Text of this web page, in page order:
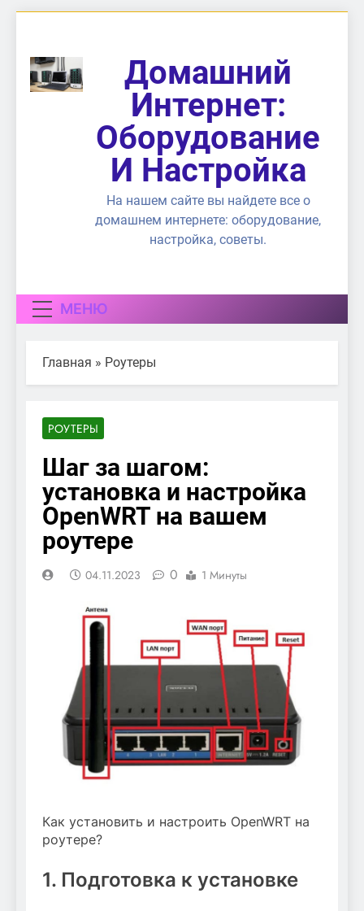
содержимому
Домашний
Интернет:
Оборудование
И Настройка
На нашем сайте вы найдете все о
домашнем интернете: оборудование,
настройка, советы.
МЕНЮ
Главная » Роутеры
РОУТЕРЫ
Шаг за шагом:
установка и настройка
OpenWRT на вашем
роутере
04.11.2023 0 1 Минуты
Как установить и настроить OpenWRT на
роутере?
1. Подготовка к установке